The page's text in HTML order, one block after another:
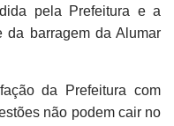
pela Prefeitura e a
da barragem da Alumar
da Prefeitura com
não podem cair no